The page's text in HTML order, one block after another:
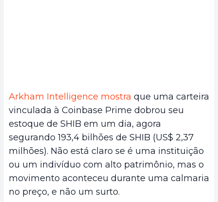
Arkham Intelligence mostra que uma carteira
vinculada à Coinbase Prime dobrou seu
estoque de SHIB em um dia, agora
segurando 193,4 bilhões de SHIB (US$ 2,37
milhões). Não está claro se é uma instituição
ou um indivíduo com alto patrimônio, mas o
movimento aconteceu durante uma calmaria
no preço, e não um surto.